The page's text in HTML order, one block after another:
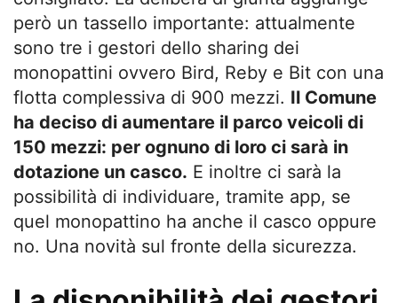
però un tassello importante: attualmente
sono tre i gestori dello sharing dei
monopattini ovvero Bird, Reby e Bit con una
flotta complessiva di 900 mezzi. Il Comune
ha deciso di aumentare il parco veicoli di
150 mezzi: per ognuno di loro ci sarà in
dotazione un casco. E inoltre ci sarà la
possibilità di individuare, tramite app, se
quel monopattino ha anche il casco oppure
no. Una novità sul fronte della sicurezza.